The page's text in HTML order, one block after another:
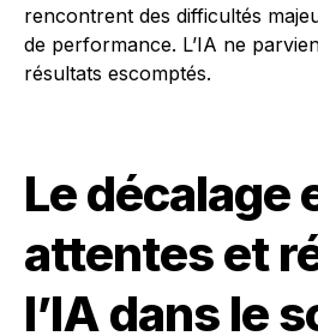
rencontrent des difficultés
de performance. L’IA ne
résultats escomptés.
Le décalage
attentes et
l’IA dans le